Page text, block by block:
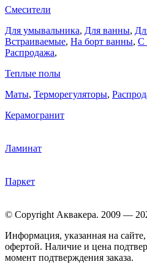
Смесители
Для умывальника, Для ванны,
Встраиваемые, На борт ванны, C
Распродажа,
Теплые полы
Маты, Терморегуляторы,
Керамогранит
Ламинат
Паркет
© Copyright Аквакера. 2009 —
Информация, указанная на
офертой. Наличие и цена
момент подтверждения заказа.